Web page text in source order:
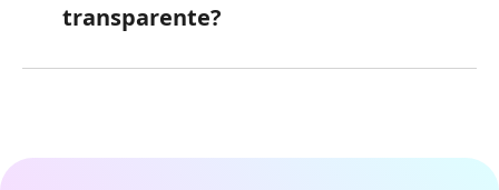
transparente?